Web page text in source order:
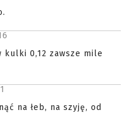
kulki 0,12 zawsze mile
na łeb, na szyję, od